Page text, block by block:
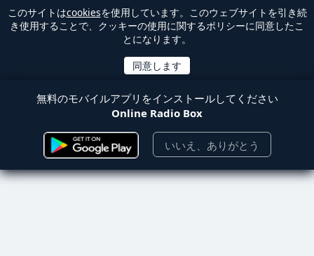
このサイトはcookiesを使用しています。このウェブサイトを引き続
き使用することで、クッキーの使用に関するポリシーに同意したこ
とになります。
無料のモバイルアプリをインストールしてください
Online Radio Box
いいえ、ありがとう